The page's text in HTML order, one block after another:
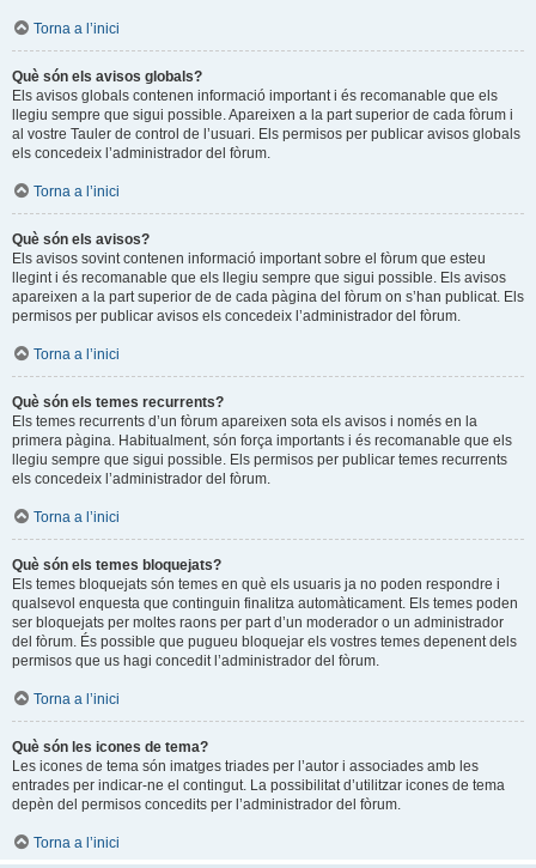
Torna a l’inici
Què són els avisos globals?
Els avisos globals contenen informació important i és recomanable que els
llegiu sempre que sigui possible. Apareixen a la part superior de cada fòrum i
al vostre Tauler de control de l’usuari. Els permisos per publicar avisos globals
els concedeix l’administrador del fòrum.
Torna a l’inici
Què són els avisos?
Els avisos sovint contenen informació important sobre el fòrum que esteu
llegint i és recomanable que els llegiu sempre que sigui possible. Els avisos
apareixen a la part superior de de cada pàgina del fòrum on s’han publicat. Els
permisos per publicar avisos els concedeix l’administrador del fòrum.
Torna a l’inici
Què són els temes recurrents?
Els temes recurrents d’un fòrum apareixen sota els avisos i només en la
primera pàgina. Habitualment, són força importants i és recomanable que els
llegiu sempre que sigui possible. Els permisos per publicar temes recurrents
els concedeix l’administrador del fòrum.
Torna a l’inici
Què són els temes bloquejats?
Els temes bloquejats són temes en què els usuaris ja no poden respondre i
qualsevol enquesta que continguin finalitza automàticament. Els temes poden
ser bloquejats per moltes raons per part d’un moderador o un administrador
del fòrum. És possible que pugueu bloquejar els vostres temes depenent dels
permisos que us hagi concedit l’administrador del fòrum.
Torna a l’inici
Què són les icones de tema?
Les icones de tema són imatges triades per l’autor i associades amb les
entrades per indicar-ne el contingut. La possibilitat d’utilitzar icones de tema
depèn del permisos concedits per l’administrador del fòrum.
Torna a l’inici